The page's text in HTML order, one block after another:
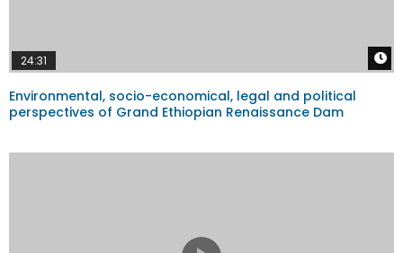
24:31
Environmental, socio-economical, legal and political
perspectives of Grand Ethiopian Renaissance Dam